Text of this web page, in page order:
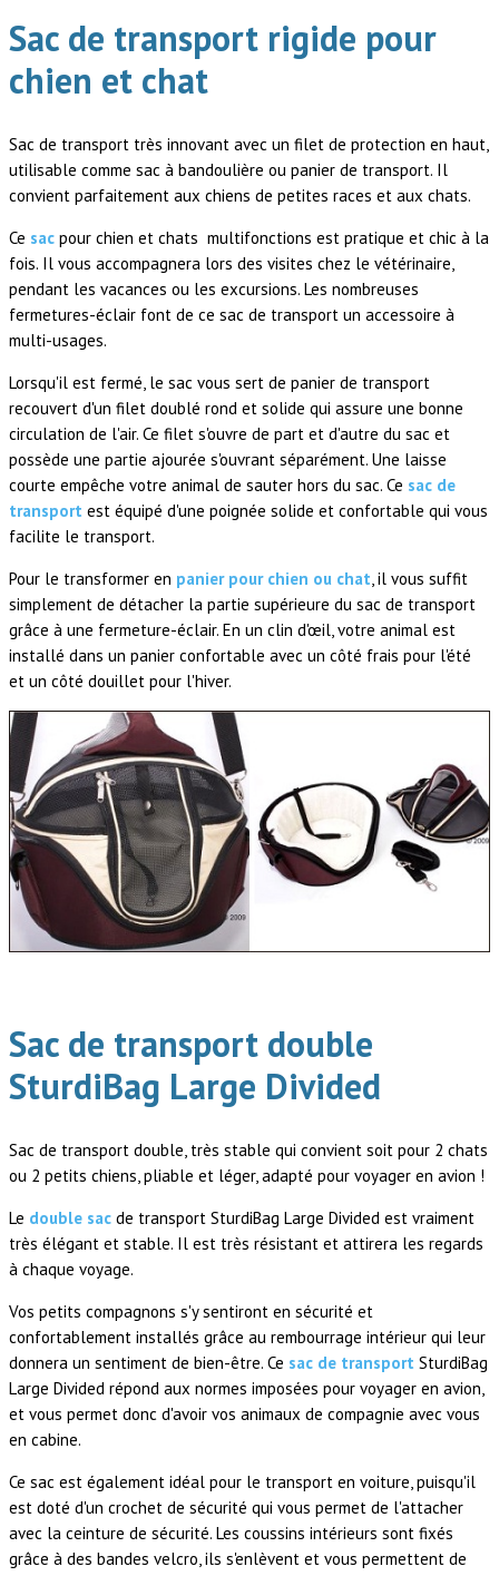
Sac de transport rigide pour
chien et chat
Sac de transport très innovant avec un filet de protection en haut,
utilisable comme sac à bandoulière ou panier de transport. Il
convient parfaitement aux chiens de petites races et aux chats.
Ce sac pour chien et chats multifonctions est pratique et chic à la
fois. Il vous accompagnera lors des visites chez le vétérinaire,
pendant les vacances ou les excursions. Les nombreuses
fermetures-éclair font de ce sac de transport un accessoire à
multi-usages.
Lorsqu'il est fermé, le sac vous sert de panier de transport
recouvert d'un filet doublé rond et solide qui assure une bonne
circulation de l'air. Ce filet s'ouvre de part et d'autre du sac et
possède une partie ajourée s'ouvrant séparément. Une laisse
courte empêche votre animal de sauter hors du sac. Ce sac de
transport est équipé d'une poignée solide et confortable qui vous
facilite le transport.
Pour le transformer en panier pour chien ou chat, il vous suffit
simplement de détacher la partie supérieure du sac de transport
grâce à une fermeture-éclair. En un clin d'œil, votre animal est
installé dans un panier confortable avec un côté frais pour l'été
et un côté douillet pour l'hiver.
Sac de transport double
SturdiBag Large Divided
Sac de transport double, très stable qui convient soit pour 2 chats
ou 2 petits chiens, pliable et léger, adapté pour voyager en avion !
Le double sac de transport SturdiBag Large Divided est vraiment
très élégant et stable. Il est très résistant et attirera les regards
à chaque voyage.
Vos petits compagnons s'y sentiront en sécurité et
confortablement installés grâce au rembourrage intérieur qui leur
donnera un sentiment de bien-être. Ce sac de transport SturdiBag
Large Divided répond aux normes imposées pour voyager en avion,
et vous permet donc d'avoir vos animaux de compagnie avec vous
en cabine.
Ce sac est également idéal pour le transport en voiture, puisqu'il
est doté d'un crochet de sécurité qui vous permet de l'attacher
avec la ceinture de sécurité. Les coussins intérieurs sont fixés
grâce à des bandes velcro, ils s'enlèvent et vous permettent de